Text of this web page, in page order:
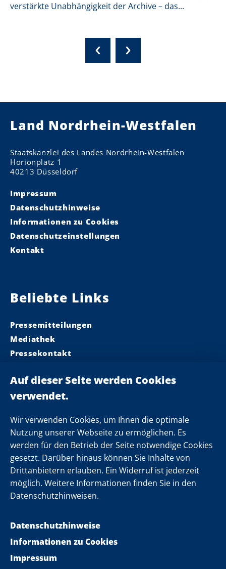
Wir verwenden Cookies, um Ihnen die optimale
Nutzung unserer Webseite zu ermöglichen. Es
werden für den Betrieb der Seite notwendige Cookies
gesetzt. Darüber hinaus können Sie Inhalte von
Drittanbietern erlauben. Ein Widerruf ist jederzeit
möglich. Weitere Informationen finden Sie in den
Datenschutzhinweisen.
Datenschutzhinweise
Impressum
Informationen zu Cookies
verstärkte Unabhängigkeit der Archive – das...
Land Nordrhein-Westfalen
Staatskanzlei des Landes Nordrhein-Westfalen
Horionplatz 1
40213 Düsseldorf
Impressum
Datenschutzhinweise
Informationen zu Cookies
Datenschutzeinstellungen
Kontakt
Beliebte Links
Pressemitteilungen
Mediathek
Pressekontakt
Landeskabinett
Einsamkeit
Folgen Sie uns